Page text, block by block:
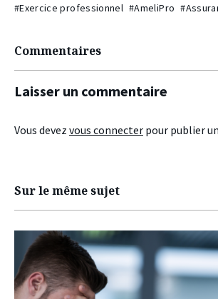
#Exercice professionnel #AmeliPro
Commentaires
Laisser un commentaire
Vous devez vous connecter pour publier
Sur le même sujet